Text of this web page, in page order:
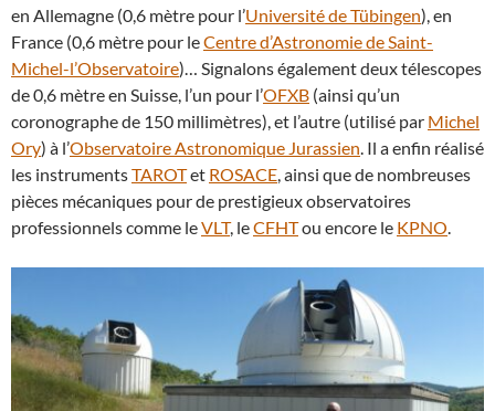
en Allemagne (0,6 mètre pour l’Université de Tübingen), en
France (0,6 mètre pour leCentre d’Astronomie de Saint-
Michel-l’Observatoire)… Signalons également deux télescopes
de 0,6 mètre en Suisse, l’un pour l’OFXB (ainsi qu’un
coronographe de 150 millimètres), et l’autre (utilisé par Michel
Ory) à l’Observatoire Astronomique Jurassien. Il a enfin réalisé
les instrumentsTAROTet ROSACE, ainsi que de nombreuses
pièces mécaniques pour de prestigieux observatoires
professionnels comme leVLT, leCFHTou encore le KPNO.